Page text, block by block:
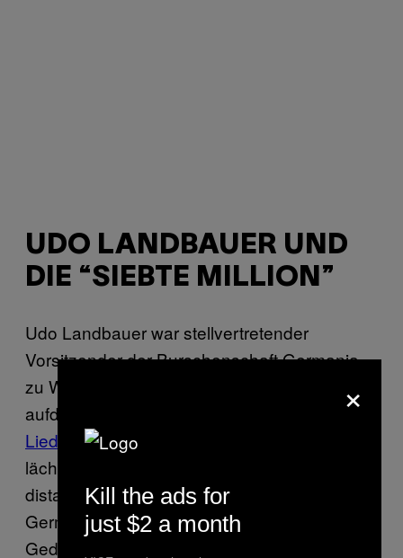
UDO LANDBAUER UND
DIE “SIEBTE MILLION”
Udo Landbauer war stellvertretender
Vorsitzender der Burschenschaft Germania
zu Wiener Neustadt. Wie der
aufdeckte, verwendete man dort ein
Liederbuch mit Textzeilen
lächerlich machen. Alle möglichen Menschen
distanzierten sich, die Burschenschaft
Germania zum Beispiel von antisemitischem
Gedankengut, Landbauer selbst zeigte sich
×
Kill the ads for
just $2 a month